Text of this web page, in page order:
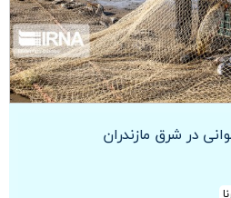
در شرق مازندران